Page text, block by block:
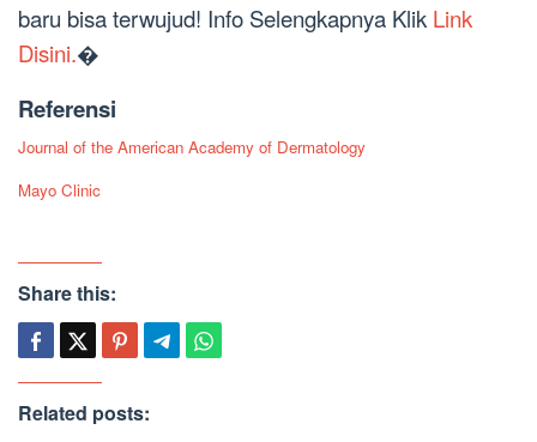
baru bisa terwujud! Info Selengkapnya Klik Link
Disini.�
Referensi
Journal of the American Academy of Dermatology
Mayo Clinic
Share this:
Related posts: